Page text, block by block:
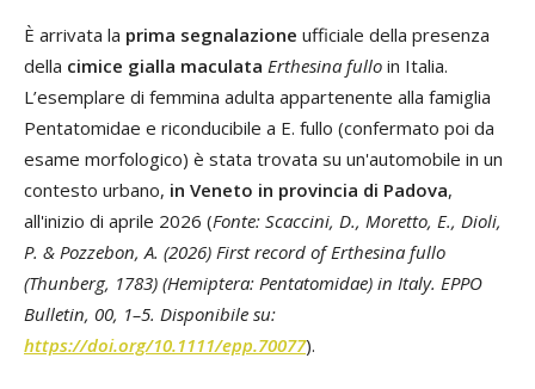
È arrivata la prima segnalazione ufficiale della presenza
della cimice gialla maculata Erthesina fullo in Italia.
L’esemplare di femmina adulta appartenente alla famiglia
Pentatomidae e riconducibile a E. fullo (confermato poi da
esame morfologico) è stata trovata su un'automobile in un
contesto urbano, in Veneto in provincia di Padova,
all'inizio di aprile 2026 (Fonte: Scaccini, D., Moretto, E., Dioli,
P. & Pozzebon, A. (2026) First record of Erthesina fullo
(Thunberg, 1783) (Hemiptera: Pentatomidae) in Italy. EPPO
Bulletin, 00, 1–5. Disponibile su:
https://doi.org/10.1111/epp.70077).